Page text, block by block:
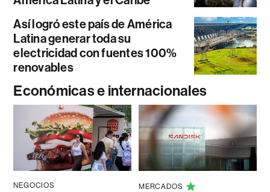
Así logró este país de América
Latina generar toda su
electricidad con fuentes 100%
renovables
Económicas e internacionales
NEGOCIOS MERCADOS